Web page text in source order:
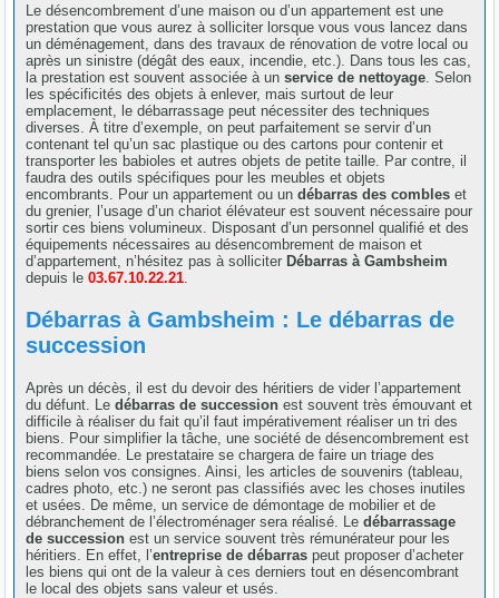
Le désencombrement d’une maison ou d’un appartement est une
prestation que vous aurez à solliciter lorsque vous vous lancez dans
un déménagement, dans des travaux de rénovation de votre local ou
après un sinistre (dégât des eaux, incendie, etc.). Dans tous les cas,
la prestation est souvent associée à unservice de nettoyage . Selon
les spécificités des objets à enlever, mais surtout de leur
emplacement, le débarrassage peut nécessiter des techniques
diverses. À titre d’exemple, on peut parfaitement se servir d’un
contenant tel qu’un sac plastique ou des cartons pour contenir et
transporter les babioles et autres objets de petite taille. Par contre, il
faudra des outils spécifiques pour les meubles et objets
encombrants. Pour un appartement ou undébarras des combles et
du grenier, l’usage d’un chariot élévateur est souvent nécessaire pour
sortir ces biens volumineux. Disposant d’un personnel qualifié et des
équipements nécessaires au désencombrement de maison et
d’appartement, n’hésitez pas à solliciter Débarras à Gambsheim
depuis le03.67.10.22.21
Débarras à Gambsheim : Le débarras de
succession
Après un décès, il est du devoir des héritiers de vider l’appartement
du défunt. Ledébarras de succession est souvent très émouvant et
difficile à réaliser du fait qu’il faut impérativement réaliser un tri des
biens. Pour simplifier la tâche, une société de désencombrement est
recommandée. Le prestataire se chargera de faire un triage des
biens selon vos consignes. Ainsi, les articles de souvenirs (tableau,
cadres photo, etc.) ne seront pas classifiés avec les choses inutiles
et usées. De même, un service de démontage de mobilier et de
débranchement de l’électroménager sera réalisé. Ledébarrassage
de succession est un service souvent très rémunérateur pour les
héritiers. En effet, l’entreprise de débarras peut proposer d’acheter
les biens qui ont de la valeur à ces derniers tout en désencombrant
le local des objets sans valeur et usés.